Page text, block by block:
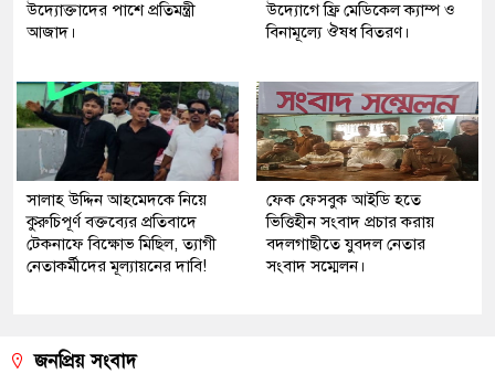
উদ্যোক্তাদের পাশে প্রতিমন্ত্রী
আজাদ।
উদ্যোগে ফ্রি মেডিকেল ক্যাম্প ও
বিনামূল্যে ঔষধ বিতরণ।
সালাহ উদ্দিন আহমেদকে নিয়ে
কুরুচিপূর্ণ বক্তব্যের প্রতিবাদে
টেকনাফে বিক্ষোভ মিছিল, ত্যাগী
নেতাকর্মীদের মূল্যায়নের দাবি!
ফেক ফেসবুক আইডি হতে
ভিত্তিহীন সংবাদ প্রচার করায়
বদলগাছীতে যুবদল নেতার
সংবাদ সম্মেলন।
জনপ্রিয় সংবাদ